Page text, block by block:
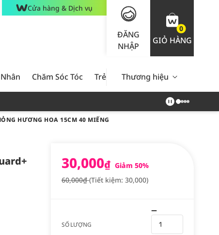
Cửa hàng & Dịch vụ
ĐĂNG
NHẬP
0
GIỎ HÀNG
Chăm Sóc Tóc Trẻ Em Nam Giới Chăm Sóc
Thương hiệu
HƯƠNG HOA 15CM 40 MIẾNG
30,000₫ Giảm 50%
60,000₫(Tiết kiệm: 30,000)
SỐ LƯỢNG